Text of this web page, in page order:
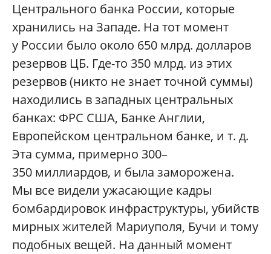
Центрального банка России, которые
хранились на Западе. На тот момент
у России было около 650 млрд. долларов
резервов ЦБ. Где-то 350 млрд. из этих
резервов (никто не знает точной суммы)
находились в западных центральных
банках: ФРС США, Банке Англии,
Европейском центральном банке, и т. д.
Эта сумма, примерно 300–
350 миллиардов, и была заморожена.
Мы все видели ужасающие кадры
бомбардировок инфраструктуры, убийств
мирных жителей Мариуполя, Бучи и тому
подобных вещей. На данный момент